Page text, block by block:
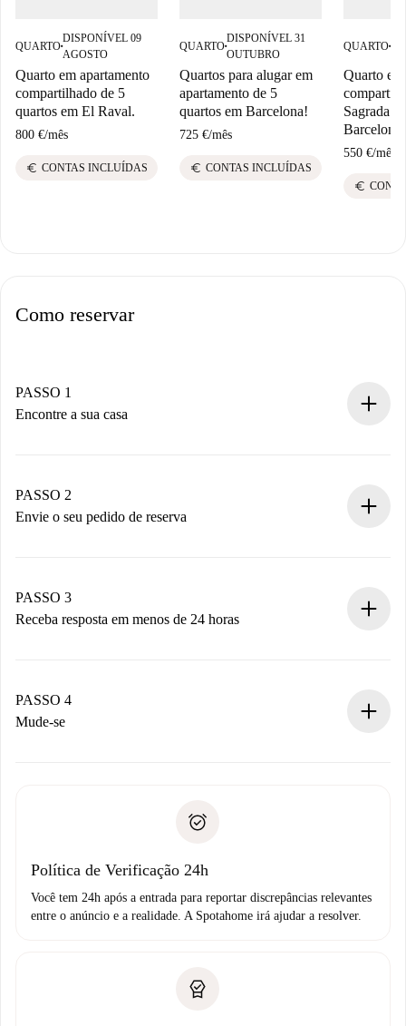
QUARTO■
DISPONÍVEL 09
AGOSTO
Quarto em apartamento
compartilhado de 5
quartos em El Raval.
800 €/mês
euro CONTAS INCLUÍDAS
QUARTO■
DISPONÍVEL 31
OUTUBRO
Quartos para alugar em
apartamento de 5
quartos em Barcelona!
725 €/mês
euro CONTAS INCLUÍDAS
QUARTO■
Quarto
Sagrada
Barcelona
550 €/mês
euro
Como reservar
PASSO 1
Encontre a sua casa
Você tem todas as informações necessárias
antecipadamente.
PASSO 2
Envie o seu pedido de reserva
Não cobramos nada até que o proprietário confirme.
PASSO 3
Receba resposta em menos de 24 horas
proprietário.
Se recusada: não cobraremos nada e ofereceremos
Débito direto bancário
PASSO 4
Mude-se
não comunicar nenhum problema.
Política de Verificação 24h
Você tem 24h após a entrada para reportar discrepâncias relevantes
entre o anúncio e a realidade. A Spotahome irá ajudar a resolver.